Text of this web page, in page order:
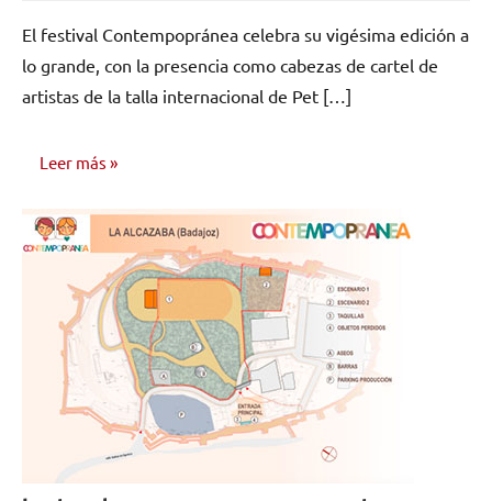
comentarios
El festival Contempopránea celebra su vigésima edición a
lo grande, con la presencia como cabezas de cartel de
artistas de la talla internacional de Pet […]
Leer más
NOTICIAS